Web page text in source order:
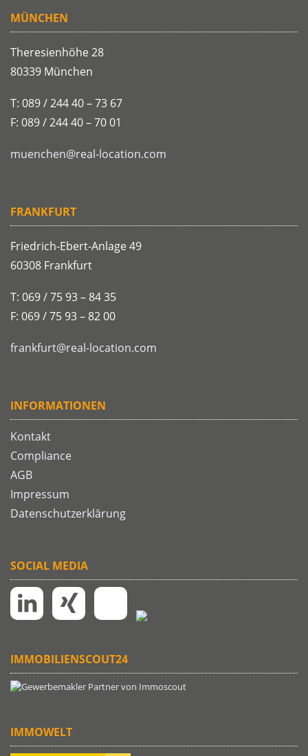
MÜNCHEN
Theresienhöhe 28
80339 München
T: 089 / 244 40 – 73 67
F: 089 / 244 40 – 70 01
muenchen@real-location.com
FRANKFURT
Friedrich-Ebert-Anlage 49
60308 Frankfurt
T: 069 / 75 93 – 84 35
F: 069 / 75 93 – 82 00
frankfurt@real-location.com
INFORMATIONEN
Kontakt
Compliance
AGB
Impressum
Datenschutzerklärung
SOCIAL MEDIA
IMMOBILIENSCOUT24
IMMOWELT